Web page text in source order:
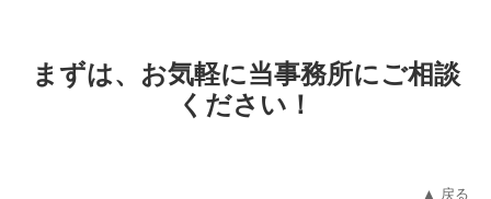
まずは、お気軽に当事務所にご相談
ください！
▲ 戻る